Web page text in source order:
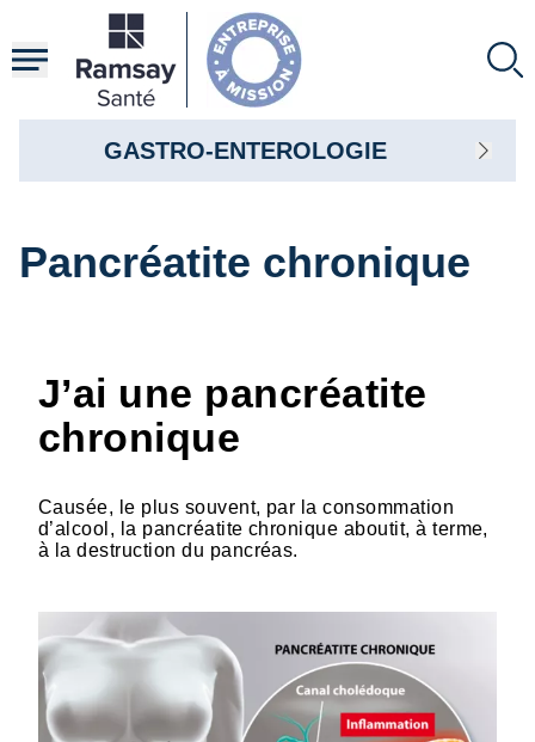
contenu
principal
Pancréatite chronique
J’ai une pancréatite
chronique
Causée, le plus souvent, par la consommation
d’alcool, la pancréatite chronique aboutit, à terme,
à la destruction du pancréas.
GASTRO-ENTEROLOGIE